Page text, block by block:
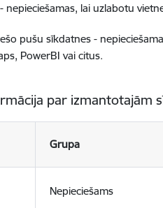
nepieciešamas, lai uzlabotu
pušu sīkdatnes -
PowerBI vai citus.
par izmantotajām
Grupa
Nepieciešams